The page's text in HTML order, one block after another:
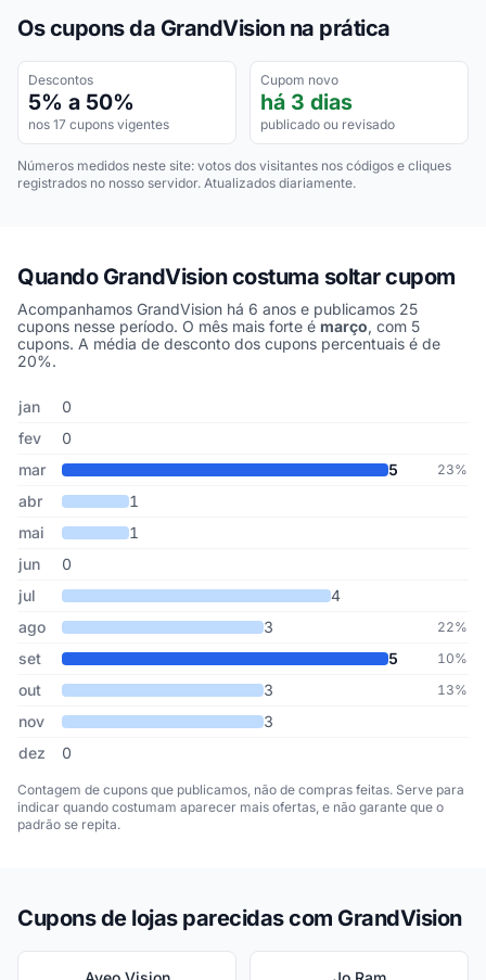
Os cupons da GrandVision na prática
Descontos
5% a 50%
nos 17 cupons vigentes
Cupom novo
há 3 dias
publicado ou revisado
Números medidos neste site: votos dos visitantes nos códigos e cliques
registrados no nosso servidor. Atualizados diariamente.
Quando GrandVision costuma soltar cupom
Acompanhamos GrandVision há 6 anos e publicamos 25
cupons nesse período. O mês mais forte é março, com 5
cupons. A média de desconto dos cupons percentuais é de
20%.
Cupons de GrandVision publicados por mês, somando os últimos
Mês Cupons publicados
jan
0
fev
0
mar
5 23%
abr
1
mai
1
jun
0
jul
4
ago
3 22%
set 5 10%
out 3 13%
nov
3
dez
0
Contagem de cupons que publicamos, não de compras feitas. Serve para
indicar quando costumam aparecer mais ofertas, e não garante que o
padrão se repita.
Cupons de lojas parecidas com GrandVision